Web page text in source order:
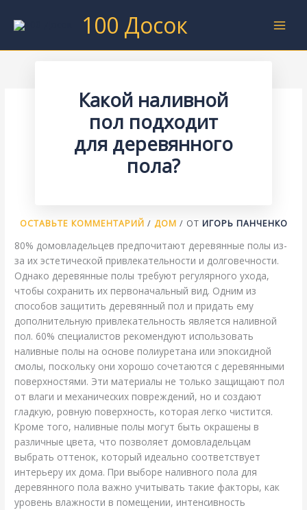
100 Досок
Какой наливной
пол подходит
для деревянного
пола?
ОСТАВЬТЕ КОММЕНТАРИЙ / ДОМ / ОТ ИГОРЬ ПАНЧЕНКО
80% домовладельцев предпочитают деревянные полы из-
за их эстетической привлекательности и долговечности.
Однако деревянные полы требуют регулярного ухода,
чтобы сохранить их первоначальный вид. Одним из
способов защитить деревянный пол и придать ему
дополнительную привлекательность является наливной
пол. 60% специалистов рекомендуют использовать
наливные полы на основе полиуретана или эпоксидной
смолы, поскольку они хорошо сочетаются с деревянными
поверхностями. Эти материалы не только защищают пол
от влаги и механических повреждений, но и создают
гладкую, ровную поверхность, которая легко чистится.
Кроме того, наливные полы могут быть окрашены в
различные цвета, что позволяет домовладельцам
выбрать оттенок, который идеально соответствует
интерьеру их дома. При выборе наливного пола для
деревянного пола важно учитывать такие факторы, как
уровень влажности в помещении, интенсивность